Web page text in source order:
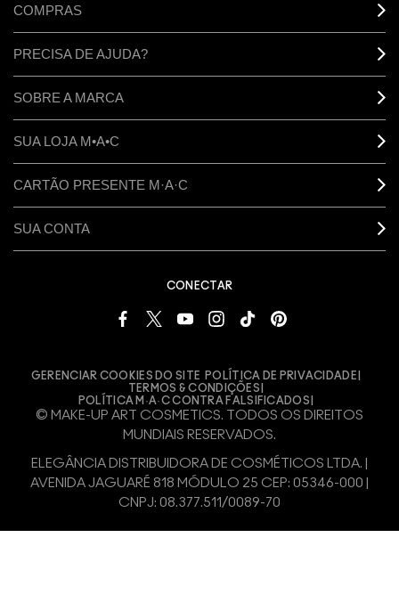
COMPRAS
PRECISA DE AJUDA?
SOBRE A MARCA
SUA LOJA M•A•C
CARTÃO PRESENTE M·A·C
SUA CONTA
CONECTAR
GERENCIAR COOKIES DO SITE
POLÍTICA DE PRIVACIDADE
TERMOS & CONDIÇÕES
POLÍTICA M·A·C CONTRA FALSIFICADOS
© MAKE-UP ART COSMETICS. TODOS OS DIREITOS
MUNDIAIS RESERVADOS.
ELEGÂNCIA DISTRIBUIDORA DE COSMÉTICOS LTDA. |
AVENIDA JAGUARÉ 818 MÓDULO 25 CEP: 05346-000 |
CNPJ: 08.377.511/0089-70